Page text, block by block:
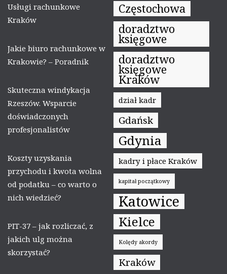
Usługi rachunkowe
Kraków
Jakie biuro rachunkowe w
Krakowie? – Poradnik
Skuteczna windykacja
Rzeszów. Wsparcie
doświadczonych
profesjonalistów
Koszty uzyskania
przychodu i kwota wolna
od podatku – co warto o
nich wiedzieć?
PIT-37 – jak rozliczać, z
jakich ulg można
skorzystać?
Częstochowa
doradztwo
księgowe
doradztwo
księgowe
Kraków
dział kadr
Gdańsk
Gdynia
kadry i płace Kraków
kapitał początkowy
Katowice
Kielce
Kolędy akordy
Kraków